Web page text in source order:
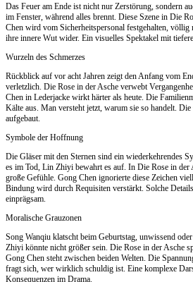
Das Feuer am Ende ist nicht nur Zerstörung, sondern
im Fenster, während alles brennt. Diese Szene in Die
Chen wird vom Sicherheitspersonal festgehalten, völlig
ihre innere Wut wider. Ein visuelles Spektakel mit
Wurzeln des Schmerzes
Rückblick auf vor acht Jahren zeigt den Anfang vom
verletzlich. Die Rose in der Asche verwebt
Chen in Lederjacke wirkt härter als heute. Die
Kälte aus. Man versteht jetzt, warum sie so handelt.
aufgebaut.
Symbole der Hoffnung
Die Gläser mit den Sternen sind ein wiederkehrendes
es im Tod, Lin Zhiyi bewahrt es auf. In Die Rose in der
große Gefühle. Gong Chen ignorierte diese Zeichen
Bindung wird durch Requisiten verstärkt. Solche
einprägsam.
Moralische Grauzonen
Song Wanqiu klatscht beim Geburtstag, unwissend
Zhiyi könnte nicht größer sein. Die Rose in der Asche
Gong Chen steht zwischen beiden Welten. Die
fragt sich, wer wirklich schuldig ist. Eine komplexe
Konsequenzen im Drama.